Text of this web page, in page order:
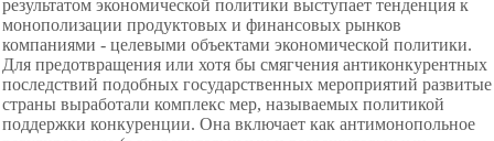
результатом экономической политики выступает тенденция к
монополизации продуктовых и финансовых рынков
компаниями - целевыми объектами экономической политики.
Для предотвращения или хотя бы смягчения антиконкурентных
последствий подобных государственных мероприятий развитые
страны выработали комплекс мер, называемых политикой
поддержки конкуренции. Она включает как антимонопольное